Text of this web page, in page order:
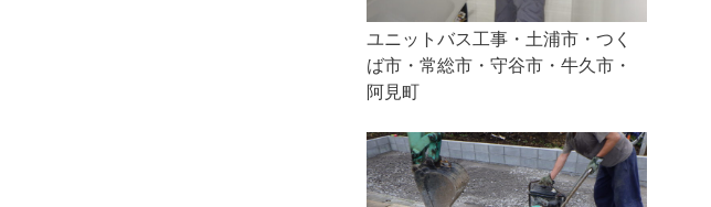
ユニットバス工事・土浦市・つく
ば市・常総市・守谷市・牛久市・
阿見町